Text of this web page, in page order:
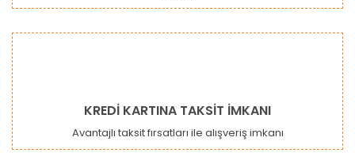
KREDİ KARTINA TAKSİT İMKANI
Avantajlı taksit fırsatları ile alışveriş imkanı